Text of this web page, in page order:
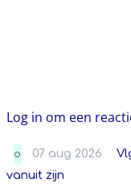
Log in om een
O 07 aug 2026
vanuit zijn